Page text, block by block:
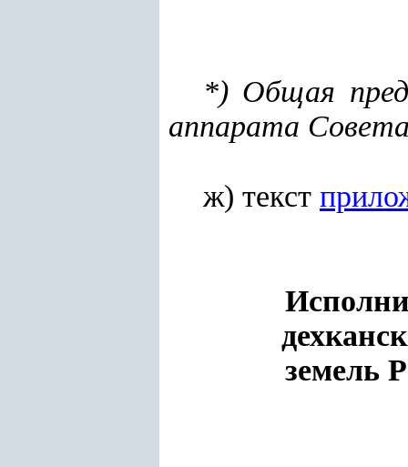
*) Общая
аппарата
ж) текст
земель